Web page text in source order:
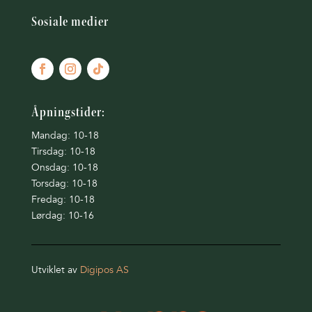
Sosiale medier
Åpningstider:
Mandag: 10-18
Tirsdag: 10-18
Onsdag: 10-18
Torsdag: 10-18
Fredag: 10-18
Lørdag: 10-16
Utviklet av Digipos AS